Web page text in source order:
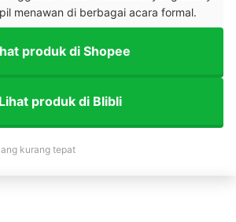
menawan di berbagai acara formal.
produk di Shopee
Lihat produk di Blibli
kurang tepat